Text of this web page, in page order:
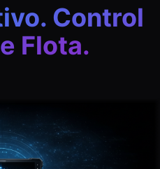
Control
Flota.